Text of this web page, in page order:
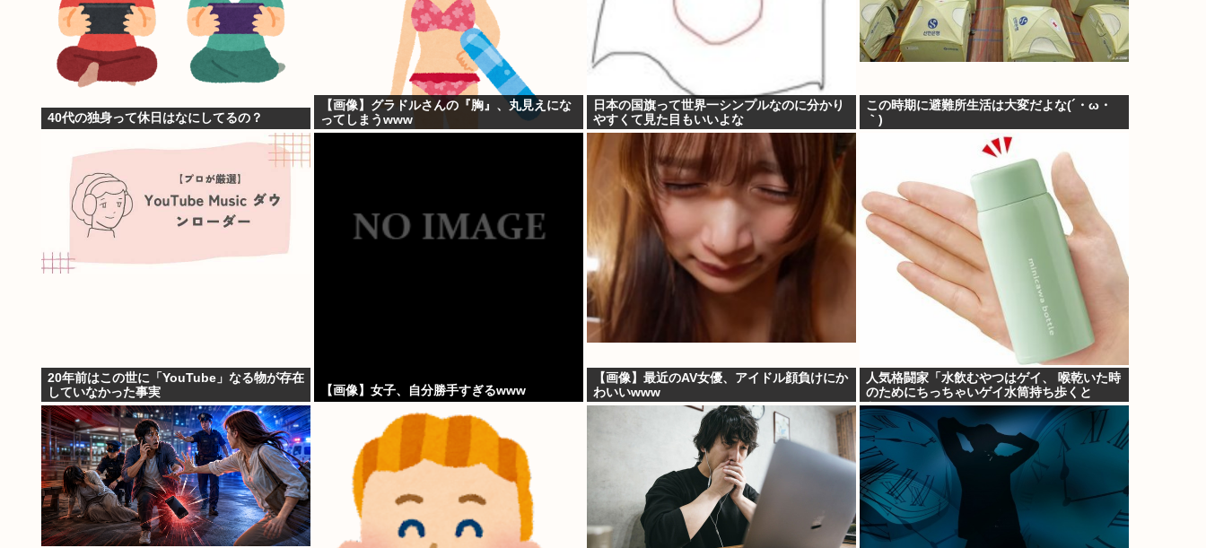
40代の独身って休日はなにしてるの？
【画像】グラドルさんの『胸』、丸見えにな
ってしまうwww
日本の国旗って世界一シンプルなのに分かり
やすくて見た目もいいよな
この時期に避難所生活は大変だよな(´・ω・
｀)
20年前はこの世に「YouTube」なる物が存在
していなかった事実
【画像】女子、自分勝手すぎるwww
【画像】最近のAV女優、アイドル顔負けにか
わいいwww
人気格闘家「水飲むやつはゲイ、 喉乾いた時
のためにちっちゃいゲイ水筒持ち歩くと
か。」